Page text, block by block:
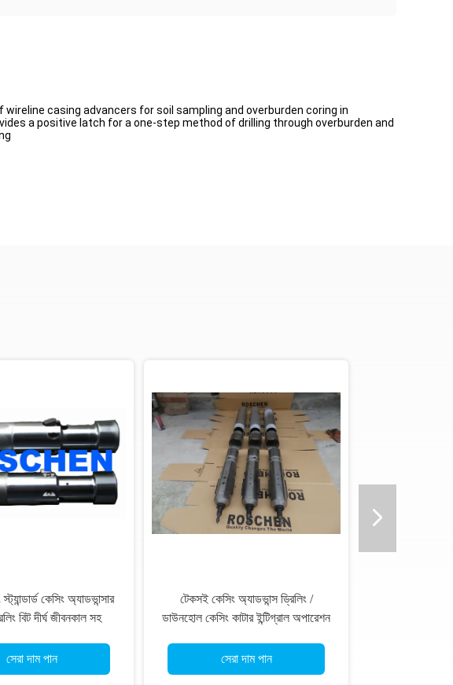
casing advancers for soil sampling and overburden coring in
a positive latch for a one-step method of drilling through overburden and
কেসিং অ্যাডভান্সার
বিট দীর্ঘ জীবনকাল সহ
সেরা দাম পান
টেকসই কেসিং অ্যাডভান্স ড্রিলিং /
ডাউনহোল কেসিং কাটার ইন্টিগ্রাল অপারেশন
সেরা দাম পান